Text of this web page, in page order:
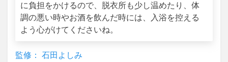
に負担をかけるので、脱衣所も少し温めたり、体
調の悪い時やお酒を飲んだ時には、入浴を控える
よう心がけてくださいね。
監修： 石田よしみ